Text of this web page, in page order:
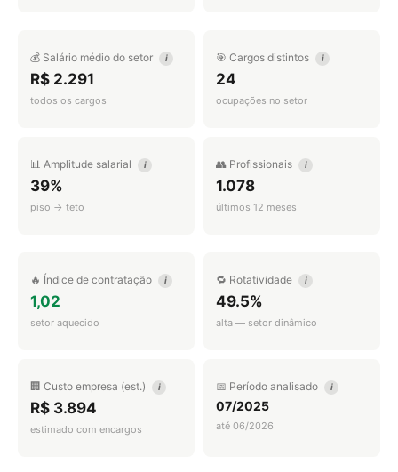
💰 Salário médio do setor i
R$ 2.291
todos os cargos
🎯 Cargos distintos i
24
ocupações no setor
📊 Amplitude salarial i
39%
piso → teto
👥 Profissionais i
1.078
últimos 12 meses
🔥 Índice de contratação i
1,02
setor aquecido
🔁 Rotatividade i
49.5%
alta — setor dinâmico
🏢 Custo empresa (est.) i
R$ 3.894
estimado com encargos
📅 Período analisado i
07/2025
até 06/2026